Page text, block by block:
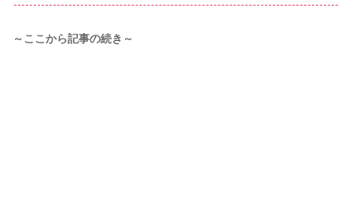
～ここから記事の続き～